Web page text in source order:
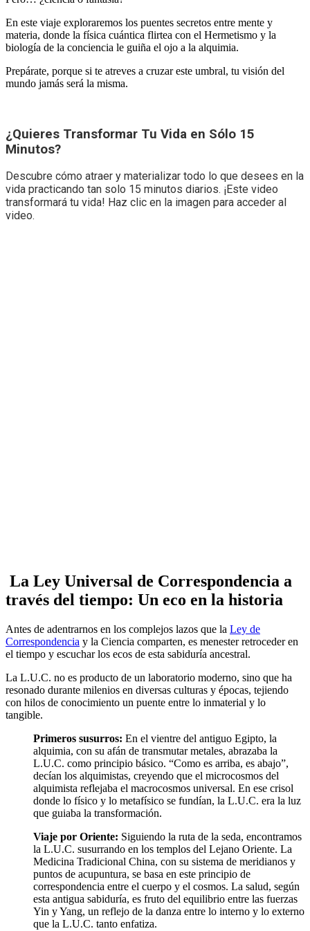
En este viaje exploraremos los puentes secretos entre mente y
materia, donde la física cuántica flirtea con el Hermetismo y la
biología de la conciencia le guiña el ojo a la alquimia.
Prepárate, porque si te atreves a cruzar este umbral, tu visión del
mundo jamás será la misma.
¿Quieres Transformar Tu Vida en Sólo 15
Minutos?
Descubre cómo atraer y materializar todo lo que desees en la
vida practicando tan solo 15 minutos diarios. ¡Este video
transformará tu vida! Haz clic en la imagen para acceder al
video.
La Ley Universal de Correspondencia a
través del tiempo: Un eco en la historia
Antes de adentrarnos en los complejos lazos que la Ley de
Correspondencia y la Ciencia comparten, es menester retroceder en
el tiempo y escuchar los ecos de esta sabiduría ancestral.
La L.U.C. no es producto de un laboratorio moderno, sino que ha
resonado durante milenios en diversas culturas y épocas, tejiendo
con hilos de conocimiento un puente entre lo inmaterial y lo
tangible.
Primeros susurros: En el vientre del antiguo Egipto, la
alquimia, con su afán de transmutar metales, abrazaba la
L.U.C. como principio básico. “Como es arriba, es abajo”,
decían los alquimistas, creyendo que el microcosmos del
alquimista reflejaba el macrocosmos universal. En ese crisol
donde lo físico y lo metafísico se fundían, la L.U.C. era la luz
que guiaba la transformación.
Viaje por Oriente: Siguiendo la ruta de la seda, encontramos
la L.U.C. susurrando en los templos del Lejano Oriente. La
Medicina Tradicional China, con su sistema de meridianos y
puntos de acupuntura, se basa en este principio de
correspondencia entre el cuerpo y el cosmos. La salud, según
esta antigua sabiduría, es fruto del equilibrio entre las fuerzas
Yin y Yang, un reflejo de la danza entre lo interno y lo externo
que la L.U.C. tanto enfatiza.